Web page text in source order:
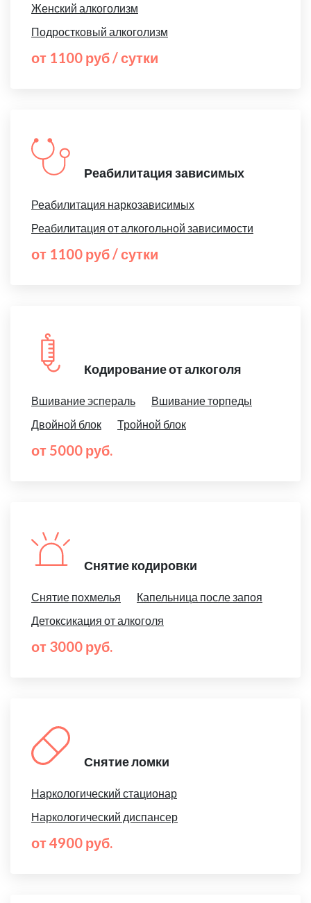
Женский алкоголизм
Подростковый алкоголизм
от 1100 руб / сутки
Реабилитация зависимых
Реабилитация наркозависимых
Реабилитация от алкогольной зависимости
от 1100 руб / сутки
Кодирование от алкоголя
Вшивание эспераль
Вшивание торпеды
Двойной блок
Тройной блок
от 5000 руб.
Снятие кодировки
Снятие похмелья
Капельница после запоя
Детоксикация от алкоголя
от 3000 руб.
Снятие ломки
Наркологический стационар
Наркологический диспансер
от 4900 руб.